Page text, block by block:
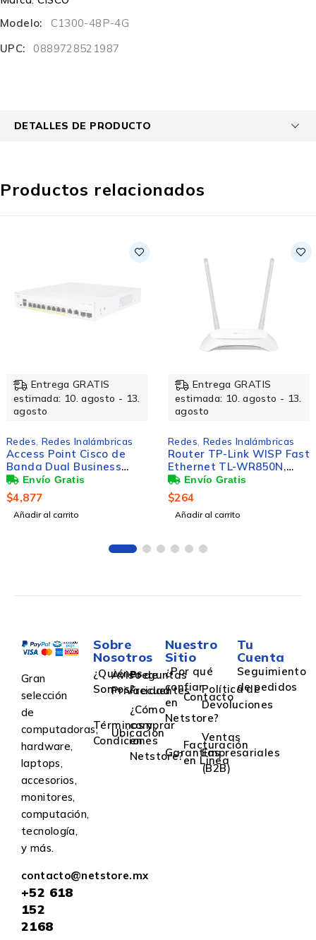
Modelo:
C1300-48P-4G
UPC:
0889728521987
DETALLES DE PRODUCTO
Productos relacionados
Entrega GRATIS
estimada: 10. agosto - 13.
agosto
Redes,Redes Inalámbricas
Router TP-Link WISP Fast
Ethernet TL-WR850N,
Inalámbrico, 300Mbit/s, 5x
RJ-45, 2.4GHz, 2 Antenas
Exteriores de 5dBi
$264
Añadir al carrito
Entrega GRATIS
estimada: 10. agosto - 13.
agosto
Redes,Redes Inalámbricas
TP-Link Antena
Direccional CPE610, 27
dBi, 5.15 - 5.85 GHz
$1,317
Añadir al carrito
Gran
selección
de
computadoras,
hardware,
laptops,
accesorios,
monitores,
computación,
tecnología,
y más.
contacto@netstore.mx
+52 618
152
2168
Sobre
Nosotros
¿Quiénes
Somos?
Aviso de
Privacidad
Preguntas
Frecuentes
Términos y
Condiciones
Ubicación
¿Cómo
comprar
en
Netstore?
Nuestro
Sitio
¿Por qué
confiar
en
Netstore?
Contacto
Política de
Devoluciones
Garantías
Facturación
en Linea
Ventas
Empresariales
(B2B)
Tu
Cuenta
Seguimiento
de pedidos